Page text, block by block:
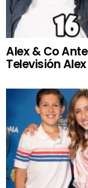
Alex & Co
Televisión